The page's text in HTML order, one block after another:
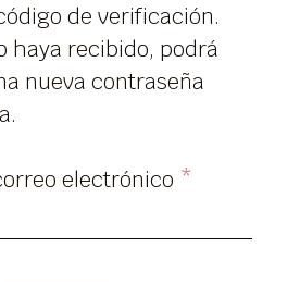
de verificación.
haya recibido, podrá
nueva contraseña
electrónico *